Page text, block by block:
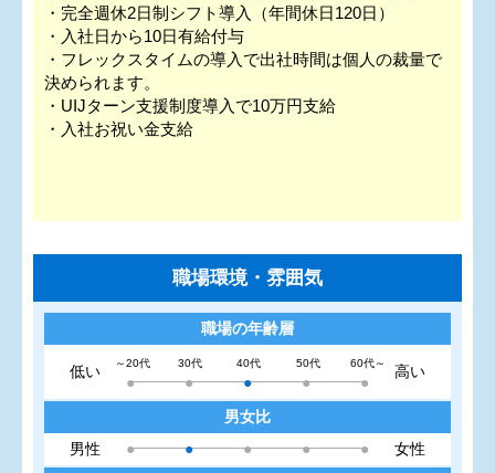
・完全週休2日制シフト導入（年間休日120日）
・入社日から10日有給付与
・フレックスタイムの導入で出社時間は個人の裁量で
決められます。
・UIJターン支援制度導入で10万円支給
・入社お祝い金支給
職場環境・雰囲気
職場の年齢層
低い
～20代
●
30代
●
40代
●
50代
●
60代～
●
高い
男女比
男性
● ● ● ● ● 女性